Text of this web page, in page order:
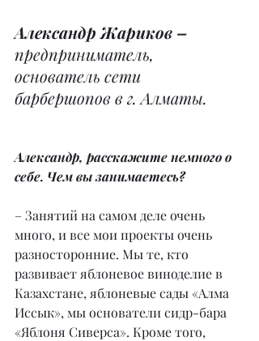
Александр Жариков –
предприниматель,
основатель сети
барбершопов в г. Алматы.
Александр, расскажите немного о
себе. Чем вы занимаетесь?
– Занятий на самом деле очень
много, и все мои проекты очень
разносторонние. Мы те, кто
развивает яблоневое виноделие в
Казахстане, яблоневые сады «Алма
Иссык», мы основатели сидр-бара
«Яблоня Сиверса». Кроме того,